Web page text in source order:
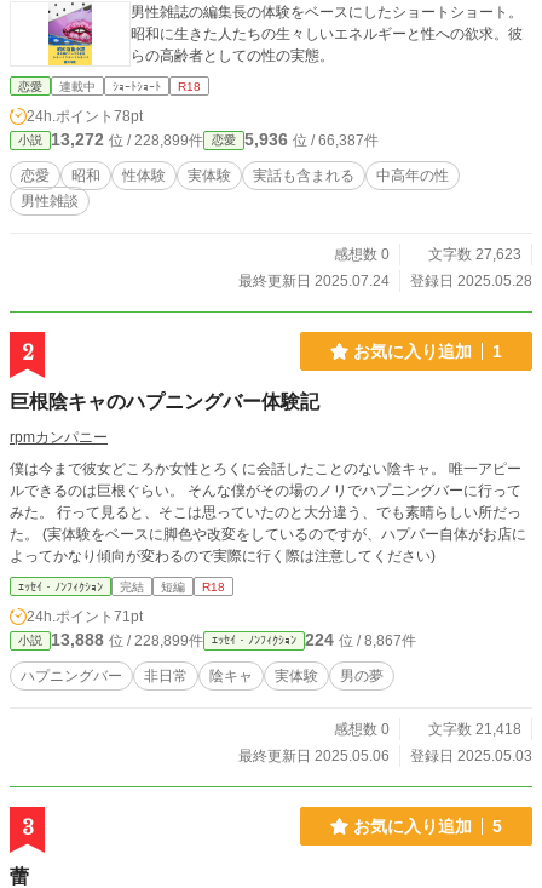
男性雑誌の編集長の体験をベースにしたショートショート。
昭和に生きた人たちの生々しいエネルギーと性への欲求。彼
らの高齢者としての性の実態。
恋愛 連載中 ｼｮｰﾄｼｮｰﾄ R18
24h.ポイント 78pt
小説 13,272 位 / 228,899件 恋愛 5,936 位 / 66,387件
恋愛 昭和 性体験 実体験 実話も含まれる
中高年の性
男性雑談
感想数 0
文字数 27,623
最終更新日 2025.07.24
登録日 2025.05.28
2 お気に入り追加 1
巨根陰キャのハプニングバー体験記
rpmカンパニー
僕は今まで彼女どころか女性とろくに会話したことのない陰キャ。 唯一アピー
ルできるのは巨根ぐらい。 そんな僕がその場のノリでハプニングバーに行って
みた。 行って見ると、そこは思っていたのと大分違う、でも素晴らしい所だっ
た。 (実体験をベースに脚色や改変をしているのですが、ハプバー自体がお店に
よってかなり傾向が変わるので実際に行く際は注意してください)
ｴｯｾｲ・ﾉﾝﾌｨｸｼｮﾝ 完結 短編 R18
24h.ポイント 71pt
小説 13,888 位 / 228,899件 ｴｯｾｲ・ﾉﾝﾌｨｸｼｮﾝ 224 位 / 8,867件
ハプニングバー 非日常 陰キャ 実体験 男の夢
感想数 0
文字数 21,418
最終更新日 2025.05.06
登録日 2025.05.03
3 お気に入り追加 5
蕾